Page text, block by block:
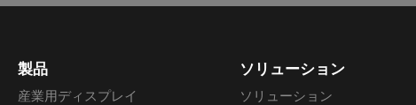
製品
産業用ディスプレイ
ソリューション
ソリューション